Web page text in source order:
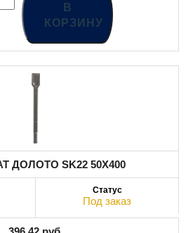
В
КОРЗИНУ
ДОЛОТО SK22 50X400
Под заказ